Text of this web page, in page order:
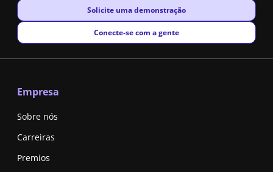
New window
Solicite uma demonstração
New window
Conecte-se com a gente
Empresa
Sobre nós
Carreiras
Premios